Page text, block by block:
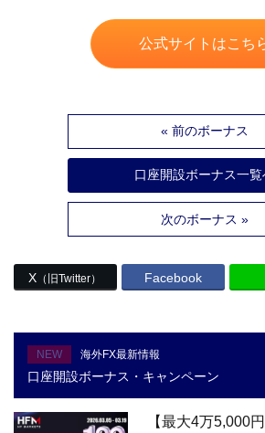
公式サイトはこち
« 前のボーナス
口座開設ボーナス一覧
次のボーナス »
X （旧Twitter） Facebook
NEW 海外FX最新情報
口座開設ボーナス・キャンペーン
【最大4万5,000